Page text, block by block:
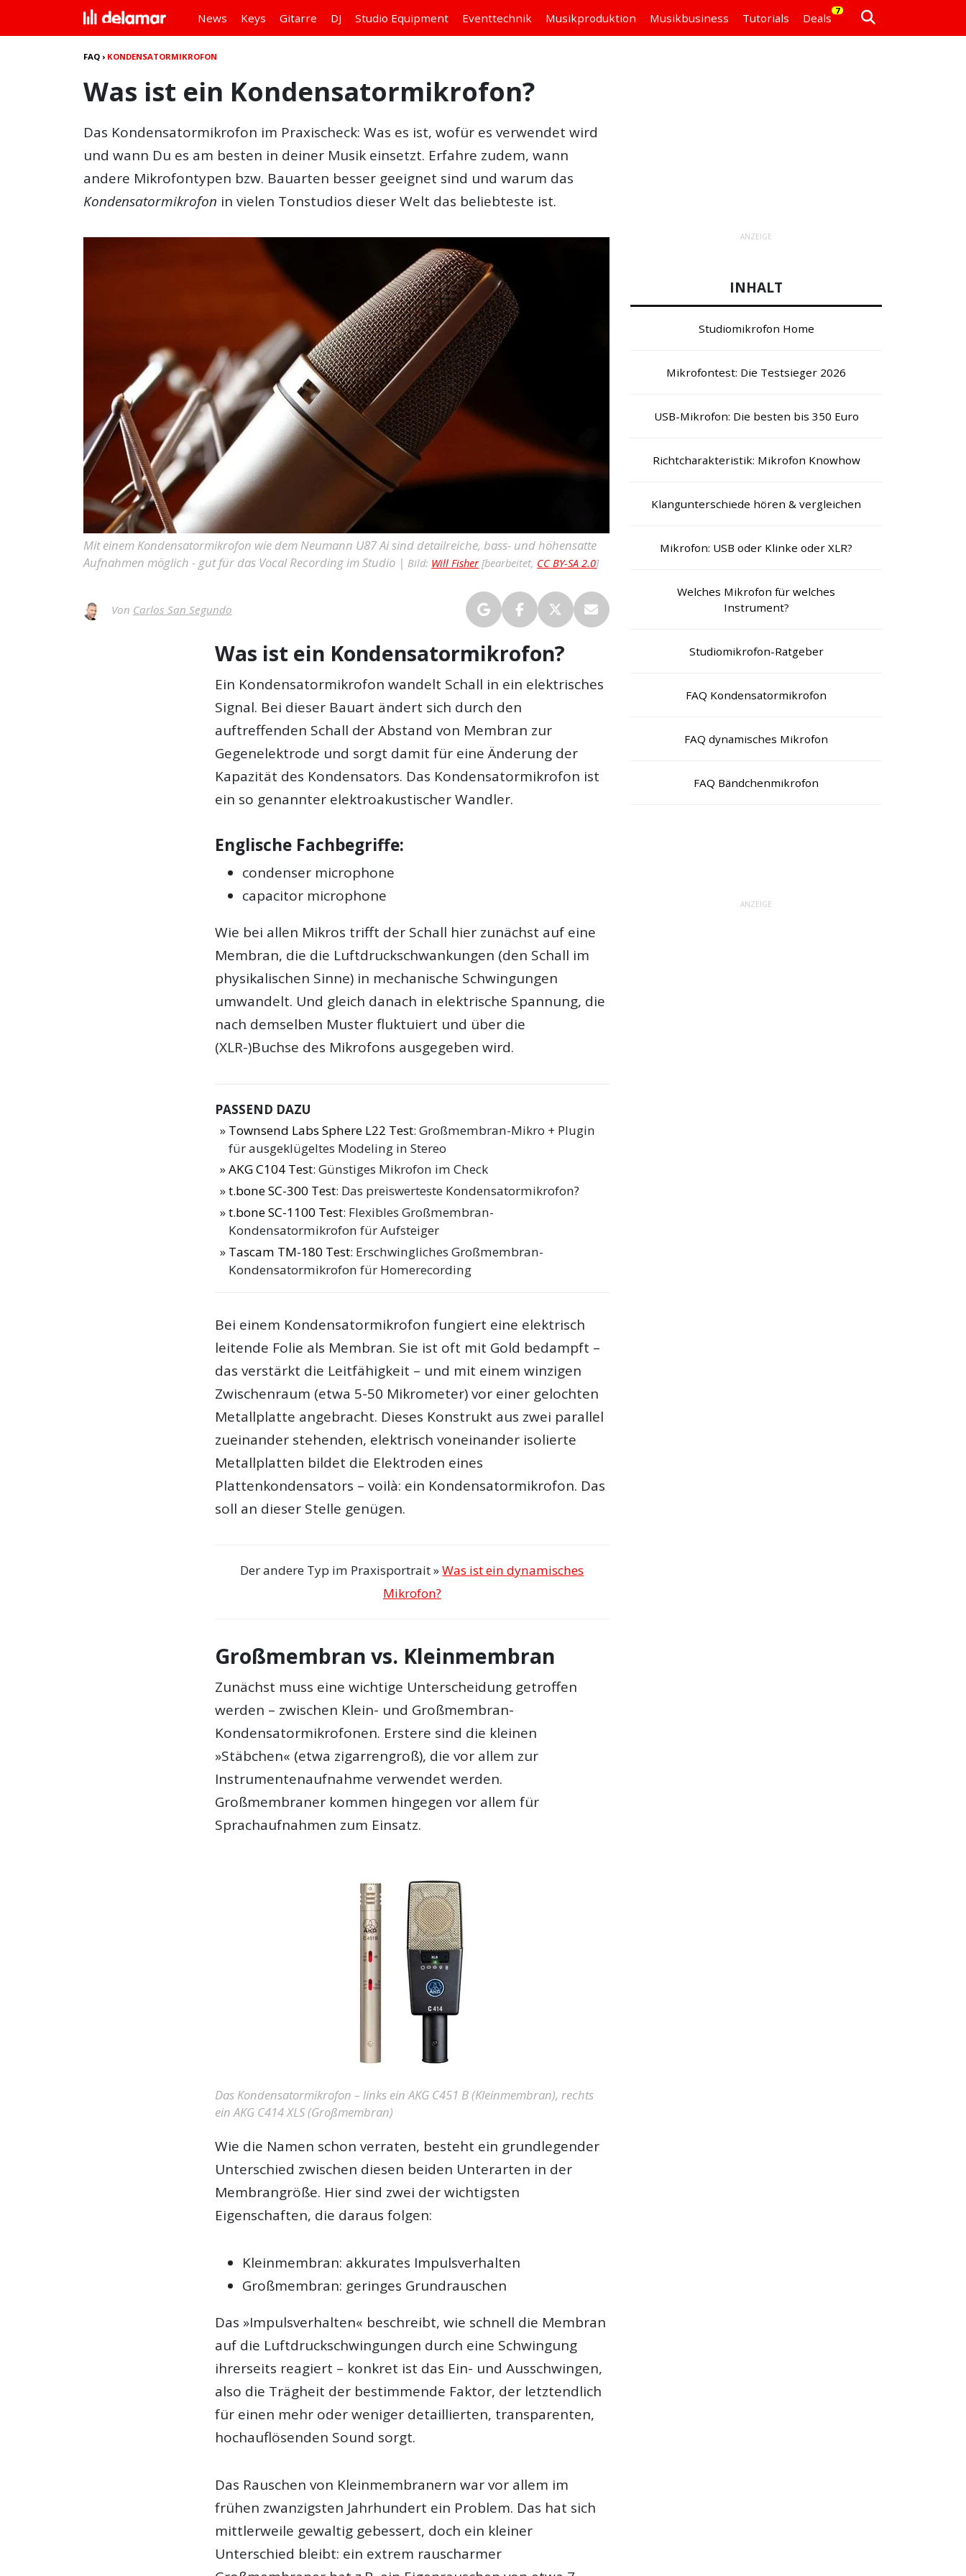
News Keys Gitarre DJ Studio Equipment Eventtechnik Musikproduktion Musikbusiness Tutorials Deals
7
FAQ › KONDENSATORMIKROFON
Was ist ein Kondensatormikrofon?
Das Kondensatormikrofon im Praxischeck: Was es ist, wofür es verwendet wird
und wann Du es am besten in deiner Musik einsetzt. Erfahre zudem, wann
andere Mikrofontypen bzw. Bauarten besser geeignet sind und warum das
Kondensatormikrofon in vielen Tonstudios dieser Welt das beliebteste ist.
Mit einem Kondensatormikrofon wie dem Neumann U87 Ai sind detailreiche, bass- und höhensatte
Aufnahmen möglich - gut für das Vocal Recording im Studio |Bild: Will Fisher [bearbeitet, CC BY-SA 2.0]
Von Carlos San Segundo
Was ist ein Kondensatormikrofon?
Ein Kondensatormikrofon wandelt Schall in ein elektrisches
Signal. Bei dieser Bauart ändert sich durch den
auftreffenden Schall der Abstand von Membran zur
Gegenelektrode und sorgt damit für eine Änderung der
Kapazität des Kondensators. Das Kondensatormikrofon ist
ein so genannter elektroakustischer Wandler.
Englische Fachbegriffe:
condenser microphone
capacitor microphone
Wie bei allen Mikros trifft der Schall hier zunächst auf eine
Membran, die die Luftdruckschwankungen (den Schall im
physikalischen Sinne) in mechanische Schwingungen
umwandelt. Und gleich danach in elektrische Spannung, die
nach demselben Muster fluktuiert und über die
(XLR-)Buchse des Mikrofons ausgegeben wird.
PASSEND DAZU
Townsend Labs Sphere L22 Test: Großmembran-Mikro + Plugin
für ausgeklügeltes Modeling in Stereo
AKG C104 Test: Günstiges Mikrofon im Check
t.bone SC-300 Test: Das preiswerteste Kondensatormikrofon?
t.bone SC-1100 Test: Flexibles Großmembran-
Kondensatormikrofon für Aufsteiger
Tascam TM-180 Test: Erschwingliches Großmembran-
Kondensatormikrofon für Homerecording
Bei einem Kondensatormikrofon fungiert eine elektrisch
leitende Folie als Membran. Sie ist oft mit Gold bedampft –
das verstärkt die Leitfähigkeit – und mit einem winzigen
Zwischenraum (etwa 5-50 Mikrometer) vor einer gelochten
Metallplatte angebracht. Dieses Konstrukt aus zwei parallel
zueinander stehenden, elektrisch voneinander isolierte
Metallplatten bildet die Elektroden eines
Plattenkondensators – voilà: ein Kondensatormikrofon. Das
soll an dieser Stelle genügen.
Der andere Typ im Praxisportrait »Was ist ein dynamisches
Mikrofon?
Großmembran vs. Kleinmembran
Zunächst muss eine wichtige Unterscheidung getroffen
werden – zwischen Klein- und Großmembran-
Kondensatormikrofonen. Erstere sind die kleinen
»Stäbchen« (etwa zigarrengroß), die vor allem zur
Instrumentenaufnahme verwendet werden.
Großmembraner kommen hingegen vor allem für
Sprachaufnahmen zum Einsatz.
Das Kondensatormikrofon – links ein AKG C451 B (Kleinmembran), rechts
ein AKG C414 XLS (Großmembran)
Wie die Namen schon verraten, besteht ein grundlegender
Unterschied zwischen diesen beiden Unterarten in der
Membrangröße. Hier sind zwei der wichtigsten
Eigenschaften, die daraus folgen:
Kleinmembran: akkurates Impulsverhalten
Großmembran: geringes Grundrauschen
Das »Impulsverhalten« beschreibt, wie schnell die Membran
auf die Luftdruckschwingungen durch eine Schwingung
ihrerseits reagiert – konkret ist das Ein- und Ausschwingen,
also die Trägheit der bestimmende Faktor, der letztendlich
für einen mehr oder weniger detaillierten, transparenten,
hochauflösenden Sound sorgt.
Das Rauschen von Kleinmembranern war vor allem im
frühen zwanzigsten Jahrhundert ein Problem. Das hat sich
mittlerweile gewaltig gebessert, doch ein kleiner
Unterschied bleibt: ein extrem rauscharmer
ANZEIGE
INHALT
Studiomikrofon Home
Mikrofontest: Die Testsieger 2026
USB-Mikrofon: Die besten bis 350 Euro
Richtcharakteristik: Mikrofon Knowhow
Klangunterschiede hören & vergleichen
Mikrofon: USB oder Klinke oder XLR?
Welches Mikrofon für welches
Instrument?
Studiomikrofon-Ratgeber
FAQ Kondensatormikrofon
FAQ dynamisches Mikrofon
FAQ Bändchenmikrofon
ANZEIGE